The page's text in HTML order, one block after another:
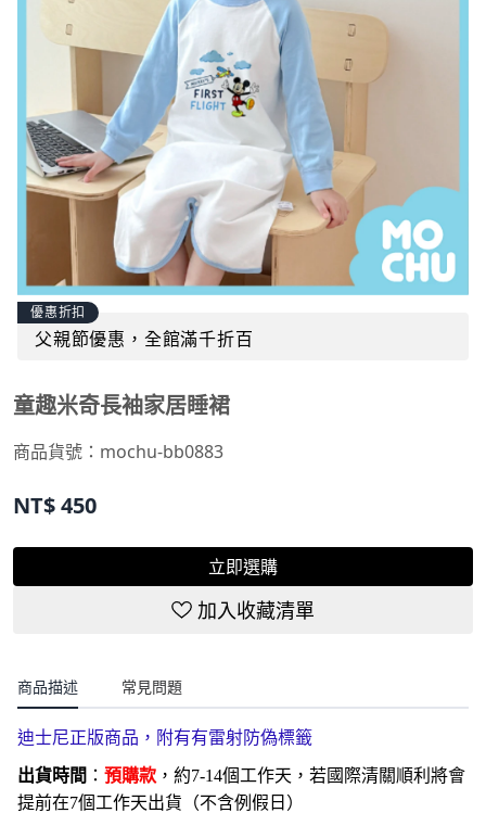
優惠折扣
父親節優惠，全館滿千折百
童趣米奇長袖家居睡裙
商品貨號： mochu-bb0883
NT$450
立即選購
加入收藏清單
商品描述 常見問題
迪士尼正版商品，附有有雷射防偽標籤
出貨時間 ： 預購款 ，約7-14個工作天，若國際清關順利將會
提前在7個工作天出貨（不含例假日）